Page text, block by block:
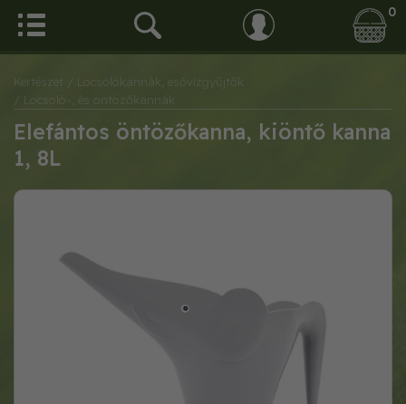
0
Kertészet
/ Locsolókannák, esővízgyűjtők
/ Locsoló-, és öntözőkannák
Elefántos öntözőkanna, kiöntő kanna
1, 8L